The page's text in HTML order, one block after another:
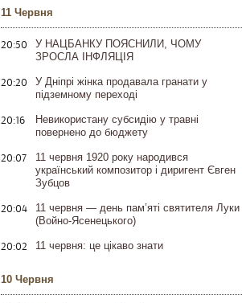
11 Червня
20:50
У НАЦБАНКУ ПОЯСНИЛИ, ЧОМУ
ЗРОСЛА ІНФЛЯЦІЯ
20:20
У Дніпрі жінка продавала гранати у
підземному переході
20:16
Невикористану субсидію у травні
повернено до бюджету
20:07
11 червня 1920 року народився
український композитор і диригент Євген
Зубцов
20:04
11 червня — день пам’яті святителя Луки
(Войно-Ясенецького)
20:02 11 червня: це цікаво знати
10 Червня